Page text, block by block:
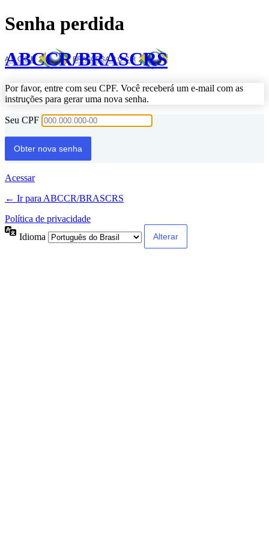
Senha perdida
ABCCR/BRASCRS
Por favor, entre com seu CPF. Você receberá um e-mail com as
instruções para gerar uma nova senha.
Seu CPF
Acessar
← Ir para ABCCR/BRASCRS
Política de privacidade
Idioma